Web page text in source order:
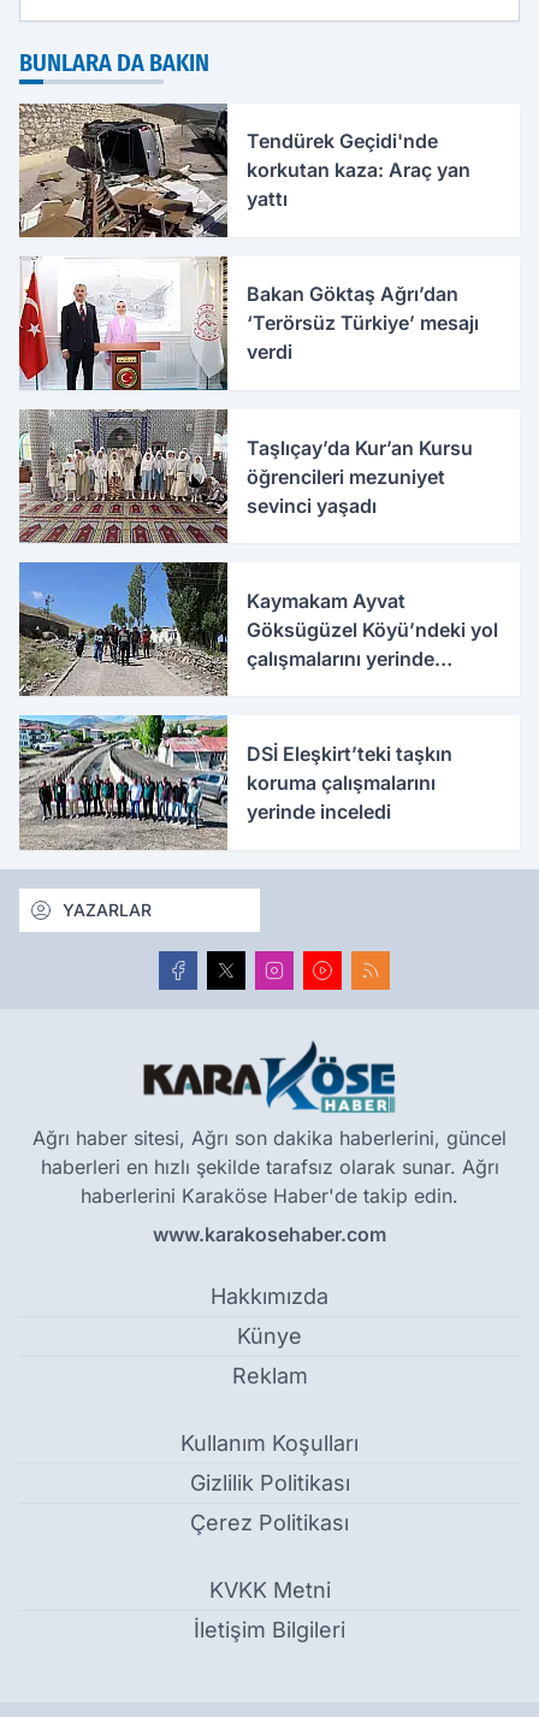
BUNLARA DA BAKIN
Tendürek Geçidi'nde
korkutan kaza: Araç yan
yattı
Bakan Göktaş Ağrı’dan
‘Terörsüz Türkiye’ mesajı
verdi
Taşlıçay’da Kur’an Kursu
öğrencileri mezuniyet
sevinci yaşadı
Kaymakam Ayvat
Göksügüzel Köyü’ndeki yol
çalışmalarını yerinde
DSİ Eleşkirt’teki taşkın
koruma çalışmalarını
yerinde inceledi
YAZARLAR
Ağrı haber sitesi, Ağrı son dakika haberlerini, güncel
haberleri en hızlı şekilde tarafsız olarak sunar. Ağrı
haberlerini Karaköse Haber'de takip edin.
www.karakosehaber.com
Hakkımızda
Künye
Reklam
Kullanım Koşulları
Gizlilik Politikası
Çerez Politikası
KVKK Metni
İletişim Bilgileri